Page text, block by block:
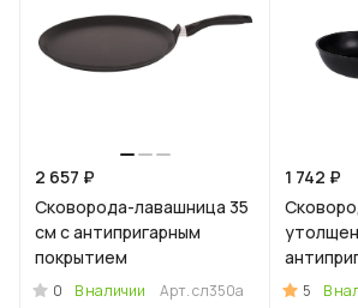
2 657 ₽
Сковорода-лавашница 35
см с антипригарным
покрытием
0 В наличии Арт.сл350а
1 742 ₽
5 В